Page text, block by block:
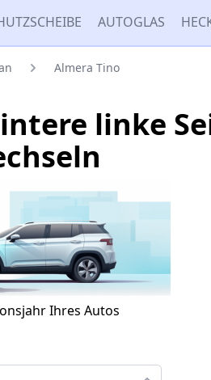
AUTOGLAS
Almera Tino
linke
Ihres Autos